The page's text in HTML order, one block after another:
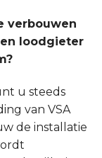
verbouwen
loodgieter
u steeds
van VSA
de installatie